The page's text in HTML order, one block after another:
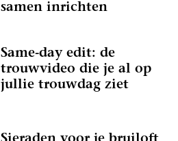
samen inrichten
Same-day edit: de
trouwvideo die je al op
jullie trouwdag ziet